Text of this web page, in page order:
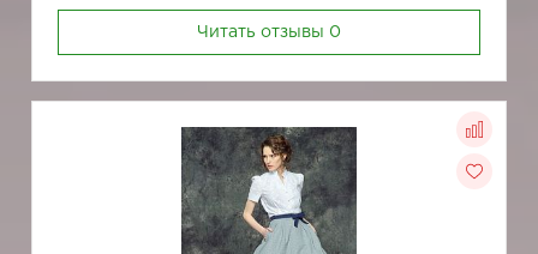
Читать отзывы 0